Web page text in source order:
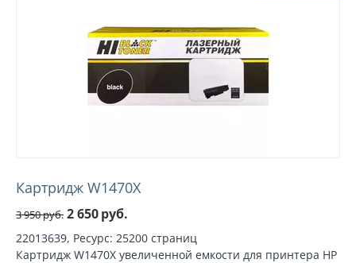
Картридж W1470X
3 950руб. 2 650руб.
22013639, Ресурс: 25200 страниц
Картридж W1470X увеличенной емкости для принтера HP